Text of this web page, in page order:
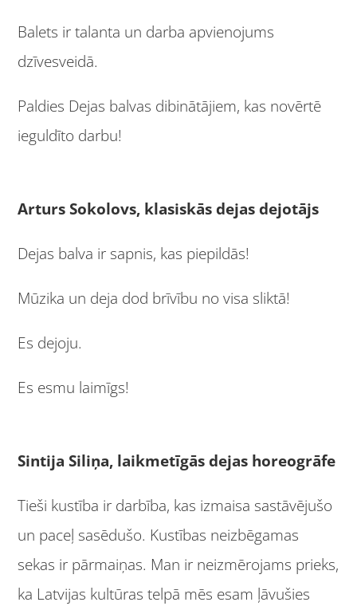
Balets ir talanta un darba apvienojums
dzīvesveidā.
Paldies Dejas balvas dibinātājiem, kas novērtē
ieguldīto darbu!
Arturs Sokolovs, klasiskās dejas dejotājs
Dejas balva ir sapnis, kas piepildās!
Mūzika un deja dod brīvību no visa sliktā!
Es dejoju.
Es esmu laimīgs!
Sintija Siliņa, laikmetīgās dejas horeogrāfe
Tieši kustība ir darbība, kas izmaisa sastāvējušo
un paceļ sasēdušo. Kustības neizbēgamas
sekas ir pārmaiņas. Man ir neizmērojams prieks,
ka Latvijas kultūras telpā mēs esam ļāvušies